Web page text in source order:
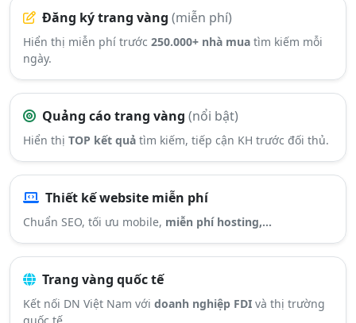
Đăng ký trang vàng (miễn phí)
Hiển thị miễn phí trước 250.000+ nhà mua tìm kiếm mỗi
ngày.
Quảng cáo trang vàng (nổi bật)
Hiển thị TOP kết quả tìm kiếm, tiếp cận KH trước đối thủ.
Thiết kế website miễn phí
Chuẩn SEO, tối ưu mobile, miễn phí hosting,...
Trang vàng quốc tế
Kết nối DN Việt Nam với doanh nghiệp FDI và thị trường